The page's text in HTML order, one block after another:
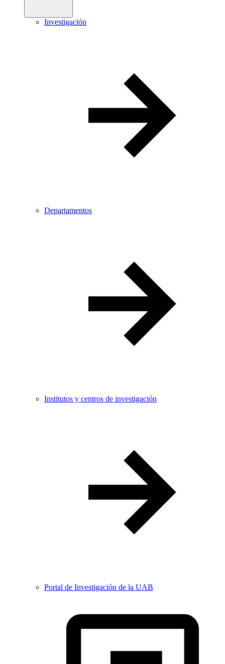
Investigación
Departamentos
Institutos y centros de investigación
Portal de Investigación de la UAB